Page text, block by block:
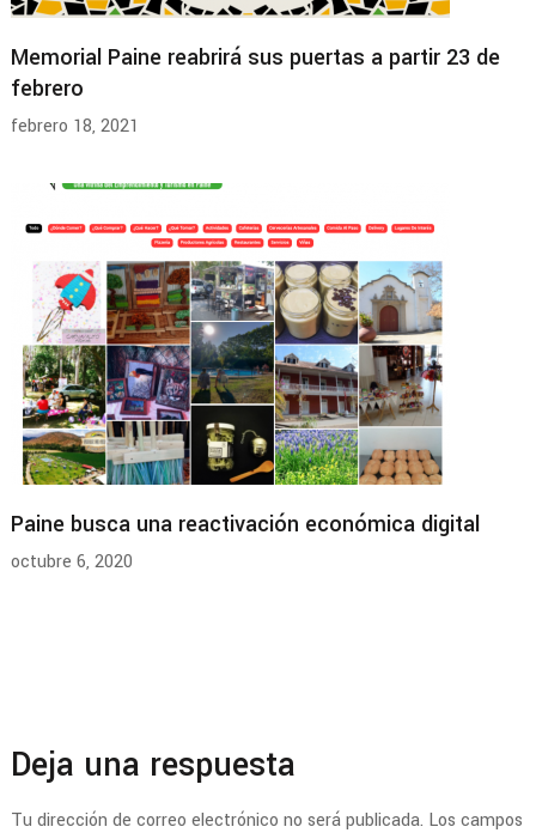
Memorial Paine reabrirá sus puertas a partir 23 de
febrero
febrero 18, 2021
Paine busca una reactivación económica digital
octubre 6, 2020
Deja una respuesta
Tu dirección de correo electrónico no será publicada. Los campos